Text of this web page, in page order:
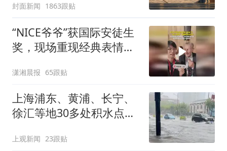
封面新闻 1863跟贴
“NICE爷爷”获国际安徒生
奖，现场重现经典表情
潇湘晨报 65跟贴
上海浦东、黄浦、长宁、
徐汇等地30多处积水点正
上观新闻 23跟贴